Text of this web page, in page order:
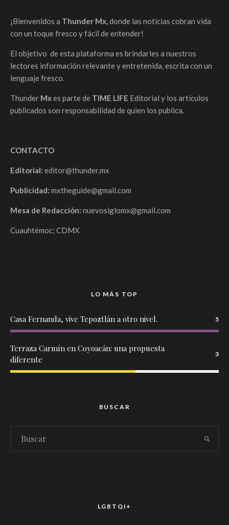
¡Bienvenidos a Thunder Mx,donde las noticias cobran vida
con un toque fresco y fácil de entender!
El objetivo de esta plataforma es brindarles a nuestros
lectores información relevante y entretenida, escrita con un
lenguaje fresco.
Thunder Mxes parte de TIME LIFE Editorial y los artículos
publicados son responsabilidad de quien los publica.
CONTACTO
Editorial: editor@thunder.mx
Publicidad: mxtheguide@gmail.com
Mesa de Redacción: nuevosiglomx@gmail.com
Cuauhtémoc; CDMX
LO MÁS TOP
Casa Fernanda, vive Tepoztlán a otro nivel. 5
Terraza Carmín en Coyoacán: una propuesta
diferente
3
BUSCAR
LGBTQI+